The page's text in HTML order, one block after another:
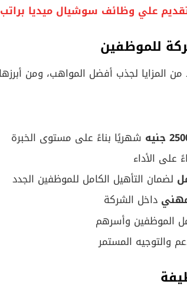
علي وظائف سوشيال ميديا براتب 8000 اضغط هنا
للموظفين
شهريًا بناءً على مستوى الخبرة
على الأداء
لضمان التأهيل الكامل للموظفين الجدد
داخل الشركة
الموظفين وأسرهم
والتوجيه المستمر